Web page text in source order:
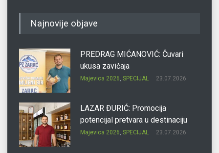
Najnovije objave
PREDRAG MIĆANOVIĆ: Čuvari
ukusa zavičaja
Majevica 2026, SPECIJAL 23.07.2026.
LAZAR ĐURIĆ: Promocija
potencijal pretvara u destinaciju
Majevica 2026, SPECIJAL 23.07.2026.